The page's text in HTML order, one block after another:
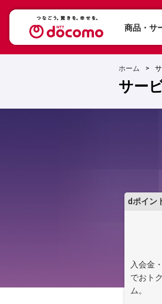
商品・サ
ホーム
サー
dポイン
入会金
でおト
ム。